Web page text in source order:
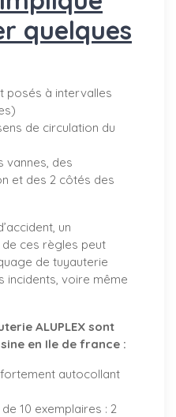
quelques
posés à intervalles
de circulation du
vannes, des
et des 2 côtés des
un
ces règles peut
de tuyauterie
incidents, voire même
ALUPLEX sont
en Ile de france :
autocollant
10 exemplaires : 2